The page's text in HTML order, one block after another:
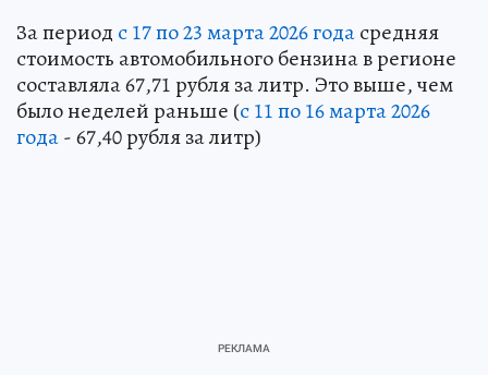
За период с 17 по 23 марта 2026 годасредняя
стоимость автомобильного бензина в регионе
составляла 67,71 рубля за литр. Это выше, чем
было неделей раньше (с 11 по 16 марта 2026
года- 67,40 рубля за литр)